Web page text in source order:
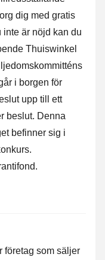
dig med gratis
inte är nöjd kan du
Thuiswinkel
i borgen för
upp till ett
beslut. Denna
befinner sig i
företag som säljer